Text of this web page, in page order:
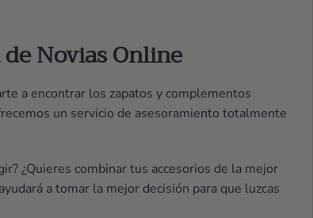
Novias Online
a encontrar los zapatos y complementos
un servicio de asesoramiento totalmente
¿Quieres combinar tus accesorios de la mejor
a tomar la mejor decisión para que luzcas